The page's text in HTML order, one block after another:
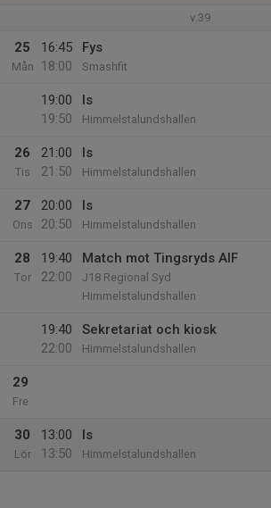
v.39
25
Mån
16:45
18:00
Fys
Smashfit
19:00
19:50
Is
Himmelstalundshallen
26
Tis
21:00
21:50
Is
Himmelstalundshallen
27
Ons
20:00
20:50
Is
Himmelstalundshallen
28
Tor
19:40
22:00
Match mot Tingsryds AIF
J18 Regional Syd
Himmelstalundshallen
19:40
22:00
Sekretariat och kiosk
Himmelstalundshallen
29
Fre
30
Lör
13:00
13:50
Is
Himmelstalundshallen